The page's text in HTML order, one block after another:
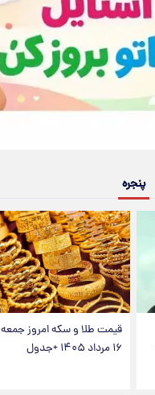
پنجره
قیمت طلا و سکه امروز جمعه
۱۶ مرداد ۱۴۰۵ +جدول